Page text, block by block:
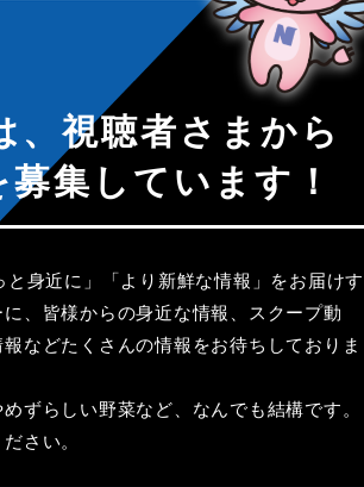
集しています！
と身近に」「より新鮮な情報」をお届けす
、皆様からの身近な情報、スクープ動
などたくさんの情報をお待ちしておりま
ずらしい野菜など、なんでも結構です。
さい。